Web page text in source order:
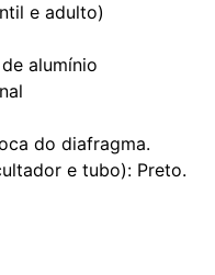
e adulto)
alumínio
do diafragma.
e tubo): Preto.